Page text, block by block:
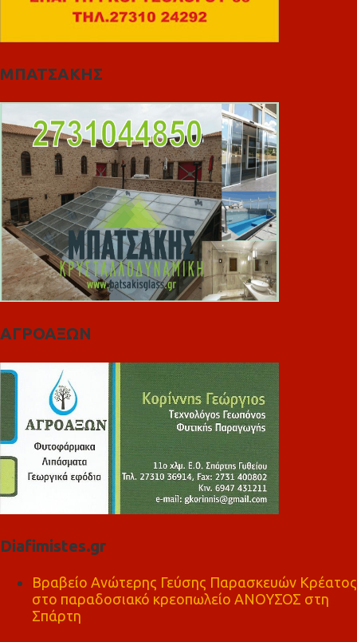
ΜΠΑΤΣΑΚΗΣ
ΑΓΡΟΑΞΩΝ
Diafimistes.gr
Βραβείο Ανώτερης Γεύσης Παρασκευών Κρέατος
στο παραδοσιακό κρεοπωλείο ΑΝΟΥΣΟΣ στη
Σπάρτη